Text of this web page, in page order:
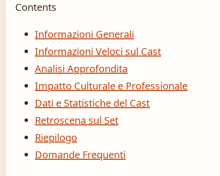
Contents
Informazioni Generali
Informazioni Veloci sul Cast
Analisi Approfondita
Impatto Culturale e Professionale
Dati e Statistiche del Cast
Retroscena sul Set
Riepilogo
Domande Frequenti